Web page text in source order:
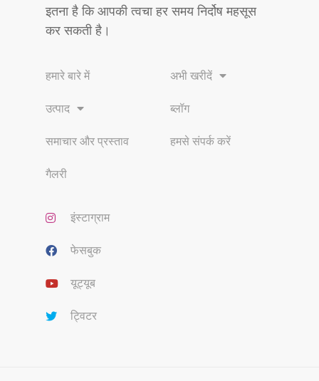
इतना है कि आपकी त्वचा हर समय निर्दोष महसूस
कर सकती है।
हमारे बारे में
उत्पाद
समाचार और प्रस्ताव
गैलरी
अभी खरीदें
ब्लॉग
हमसे संपर्क करें
इंस्टाग्राम
फेसबुक
यूट्यूब
ट्विटर